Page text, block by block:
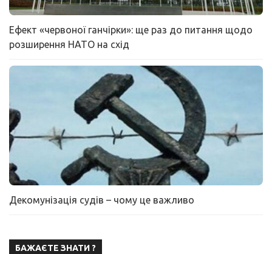
Ефект «червоної ганчірки»: ще раз до питання щодо
розширення НАТО на схід
Декомунізація судів – чому це важливо
БАЖАЄТЕ ЗНАТИ ?